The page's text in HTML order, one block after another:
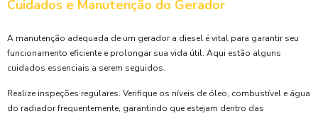
Cuidados e Manutenção do Gerador
A manutenção adequada de um gerador a diesel é vital para garantir seu
funcionamento eficiente e prolongar sua vida útil. Aqui estão alguns
cuidados essenciais a serem seguidos.
Realize inspeções regulares. Verifique os níveis de óleo, combustível e água
do radiador frequentemente, garantindo que estejam dentro das